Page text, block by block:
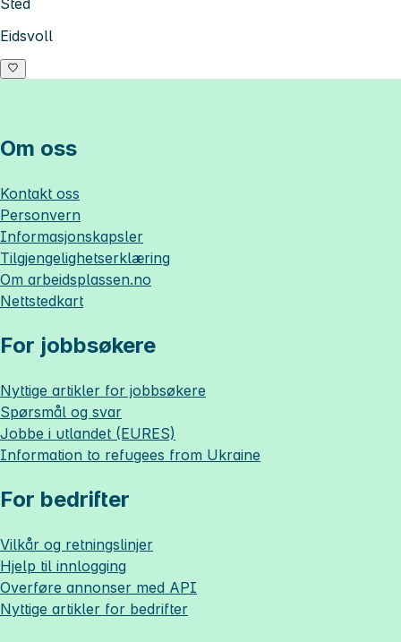
Sted
Eidsvoll
Om oss
Kontakt oss
Personvern
Informasjonskapsler
Tilgjengelighetserklæring
Om arbeidsplassen.no
Nettstedkart
For jobbsøkere
Nyttige artikler for jobbsøkere
Spørsmål og svar
Jobbe i utlandet (EURES)
Information to refugees from Ukraine
For bedrifter
Vilkår og retningslinjer
Hjelp til innlogging
Overføre annonser med API
Nyttige artikler for bedrifter